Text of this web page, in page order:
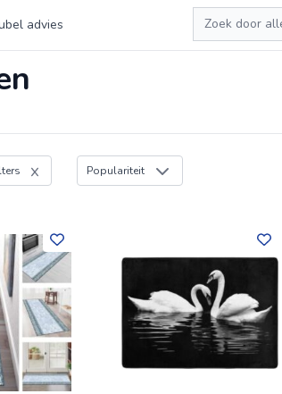
advies
Zoeken
Populariteit